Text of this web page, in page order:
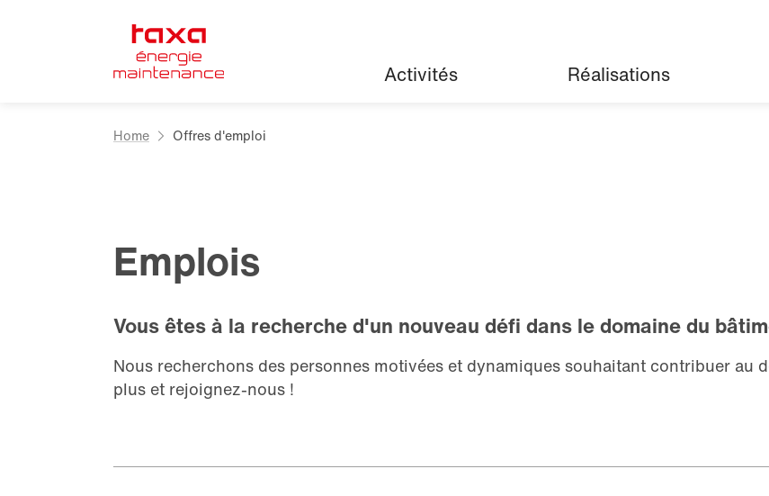
Activités Réalisations
Home Offres d'emploi
Emplois
Vous êtes à la recherche d'un nouveau défi dans le domaine du
Nous recherchons des personnes motivées et dynamiques souhaitant contribuer au
plus et rejoignez-nous !